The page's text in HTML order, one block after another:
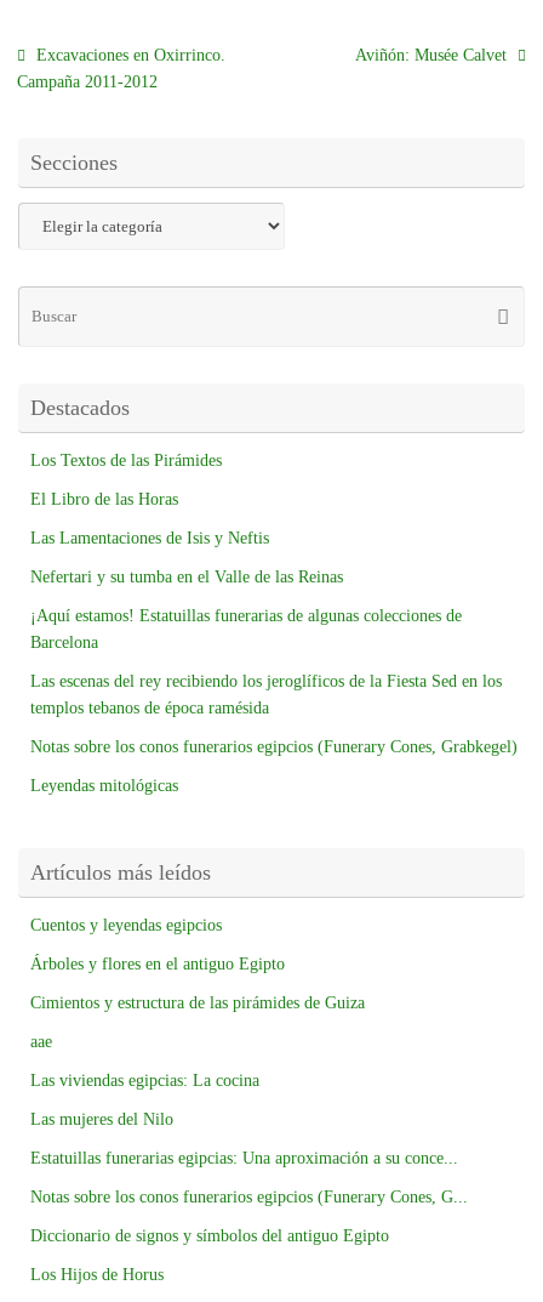
Excavaciones en Oxirrinco.
Campaña 2011-2012
Aviñón: Musée Calvet
Secciones
Destacados
Los Textos de las Pirámides
El Libro de las Horas
Las Lamentaciones de Isis y Neftis
Nefertari y su tumba en el Valle de las Reinas
¡Aquí estamos! Estatuillas funerarias de algunas colecciones de
Barcelona
Las escenas del rey recibiendo los jeroglíficos de la Fiesta Sed en los
templos tebanos de época ramésida
Notas sobre los conos funerarios egipcios (Funerary Cones, Grabkegel)
Leyendas mitológicas
Artículos más leídos
Cuentos y leyendas egipcios
Árboles y flores en el antiguo Egipto
Cimientos y estructura de las pirámides de Guiza
aae
Las viviendas egipcias: La cocina
Las mujeres del Nilo
Estatuillas funerarias egipcias: Una aproximación a su conce...
Notas sobre los conos funerarios egipcios (Funerary Cones, G...
Diccionario de signos y símbolos del antiguo Egipto
Los Hijos de Horus